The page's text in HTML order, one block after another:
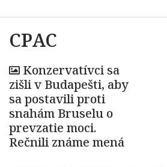
CPAC
Konzervatívci sa
zišli v Budapešti, aby
sa postavili proti
snahám Bruselu o
prevzatie moci.
Rečnili známe mená